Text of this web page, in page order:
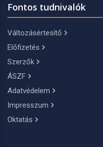
Fontos tudnivalók
Változásértesítő
Előfizetés
Szerzők
ÁSZF
Adatvédelem
Impresszum
Oktatás